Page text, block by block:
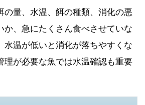
の量、水温、餌の種類、消化の悪
か、急にたくさん食べさせていな
水温が低いと消化が落ちやすくな
理が必要な魚では水温確認も重要